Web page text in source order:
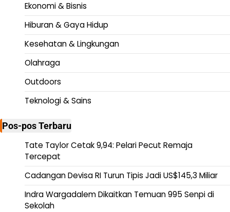
Ekonomi & Bisnis
Hiburan & Gaya Hidup
Kesehatan & Lingkungan
Olahraga
Outdoors
Teknologi & Sains
Pos-pos Terbaru
Tate Taylor Cetak 9,94: Pelari Pecut Remaja
Tercepat
Cadangan Devisa RI Turun Tipis Jadi US$145,3 Miliar
Indra Wargadalem Dikaitkan Temuan 995 Senpi di
Sekolah